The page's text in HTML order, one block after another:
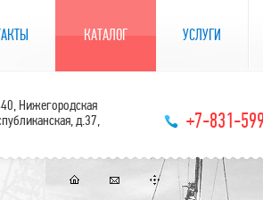
КАТАЛОГ УСЛУГИ
Нижегородская
д.37,
+7-831-